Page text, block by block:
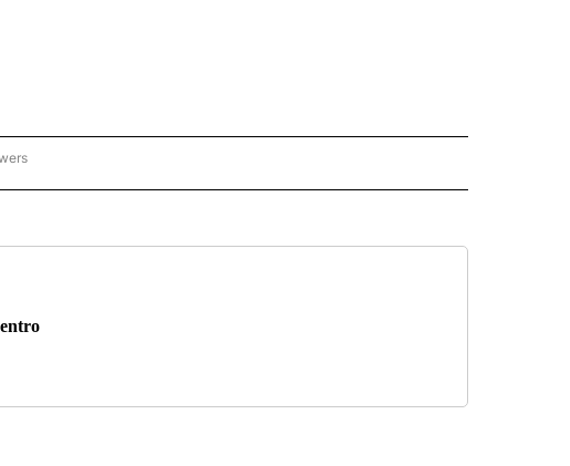
RECEIVE NOTIFICATIONS ABOUT NEW PAGES ON "NEWS".